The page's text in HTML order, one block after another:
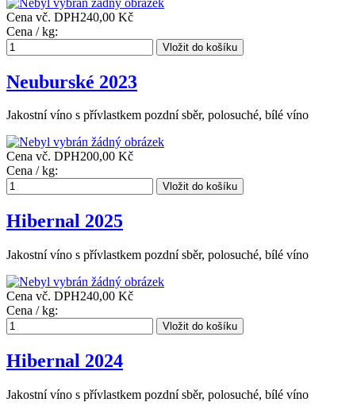
Cena vč. DPH240,00 Kč
Cena / kg:
Neuburské 2023
Jakostní víno s přívlastkem pozdní sběr, polosuché, bílé víno
Cena vč. DPH200,00 Kč
Cena / kg:
Hibernal 2025
Jakostní víno s přívlastkem pozdní sběr, polosuché, bílé víno
Cena vč. DPH240,00 Kč
Cena / kg:
Hibernal 2024
Jakostní víno s přívlastkem pozdní sběr, polosuché, bílé víno